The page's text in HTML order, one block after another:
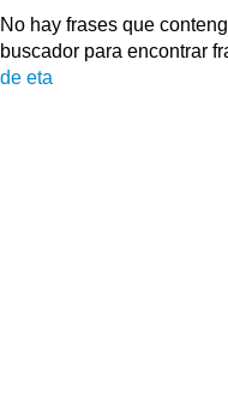
No hay frases que
buscador para encontrar
de eta